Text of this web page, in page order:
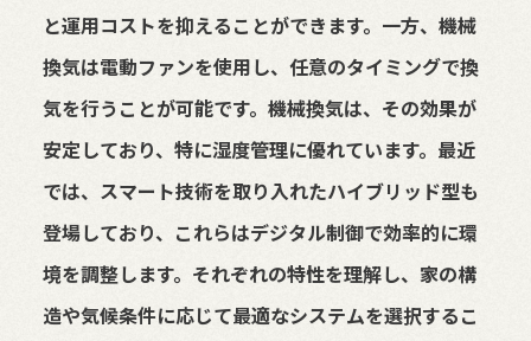
と運用コストを抑えることができます。一方、機械
換気は電動ファンを使用し、任意のタイミングで換
気を行うことが可能です。機械換気は、その効果が
安定しており、特に湿度管理に優れています。最近
では、スマート技術を取り入れたハイブリッド型も
登場しており、これらはデジタル制御で効率的に環
境を調整します。それぞれの特性を理解し、家の構
造や気候条件に応じて最適なシステムを選択するこ